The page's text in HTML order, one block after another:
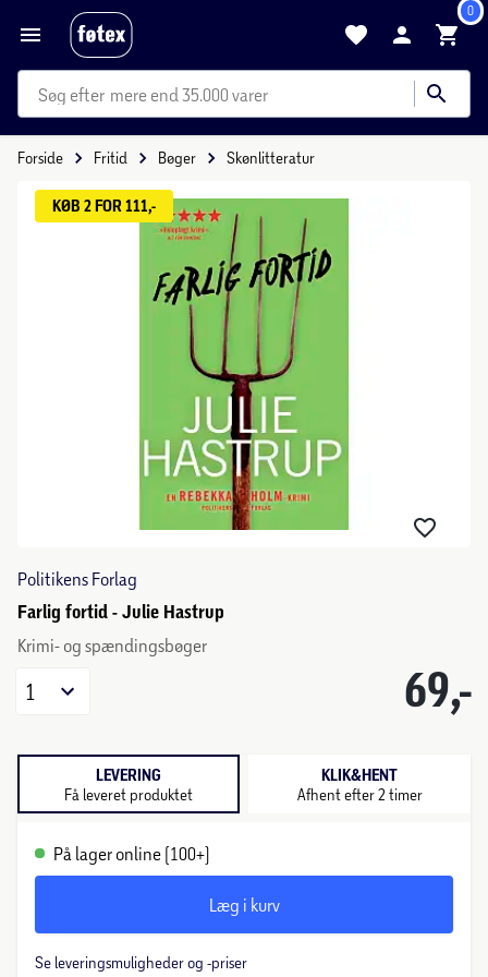
0
mere end 35.000 varer
Forside Fritid Bøger Skønlitteratur
KØB 2 FOR 111,-
Politikens Forlag
Farlig fortid - Julie Hastrup
Krimi- og spændingsbøger
69,-
1
LEVERING
Få leveret produktet
KLIK&HENT
Afhent efter 2 timer
På lager online (100+)
Læg i kurv
Se leveringsmuligheder og -priser